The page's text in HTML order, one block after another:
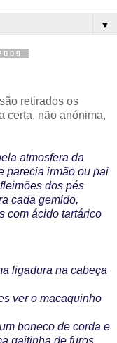
▼
retirados os
certa, não anónima,
atmosfera da
parecia irmão ou pai
dos pés
cada gemido,
com ácido tartárico
ligadura na cabeça
ver o macaquinho
boneco de corda e
gaitinha de furos